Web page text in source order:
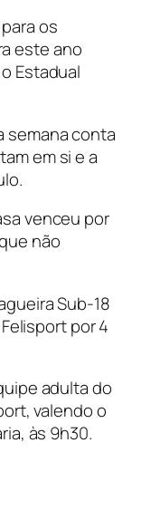
os
este ano
Estadual
semana conta
em si e a
venceu por
não
Sub-18
por 4
adulta do
valendo o
às 9h30.